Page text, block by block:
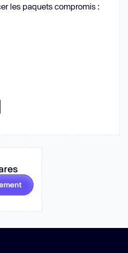
les paquets compromis :